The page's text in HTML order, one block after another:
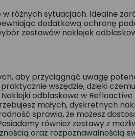
różnych sytuacjach. Idealne
dodatkową ochronę
zestawów naklejek
aby przyciągnąć uwagę
wszędzie, dzięki
odblaskowe w
małych, dyskretnych
sprawia, że możesz
również zestawy z
oraz rozpoznawalnością